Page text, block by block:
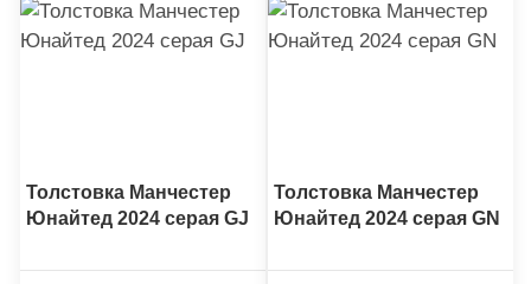
Толстовка Манчестер
Юнайтед 2024 серая GJ
Толстовка Манчестер
Юнайтед 2024 серая GN